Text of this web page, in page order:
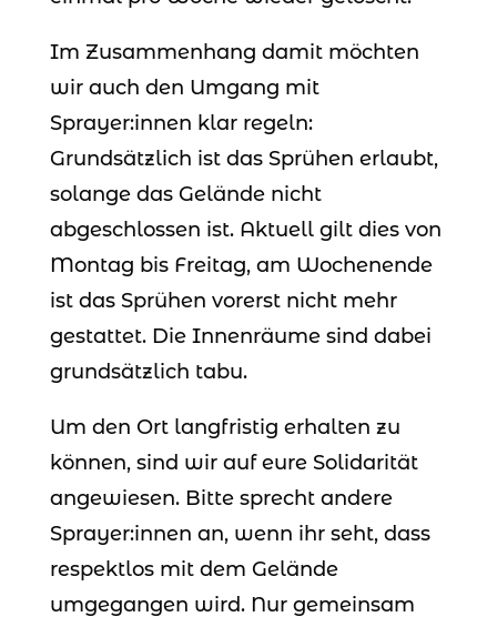
Im Zusammenhang damit möchten
wir auch den Umgang mit
Sprayer:innen klar regeln:
Grundsätzlich ist das Sprühen erlaubt,
solange das Gelände nicht
abgeschlossen ist. Aktuell gilt dies von
Montag bis Freitag, am Wochenende
ist das Sprühen vorerst nicht mehr
gestattet. Die Innenräume sind dabei
grundsätzlich tabu.
Um den Ort langfristig erhalten zu
können, sind wir auf eure Solidarität
angewiesen. Bitte sprecht andere
Sprayer:innen an, wenn ihr seht, dass
respektlos mit dem Gelände
umgegangen wird. Nur gemeinsam